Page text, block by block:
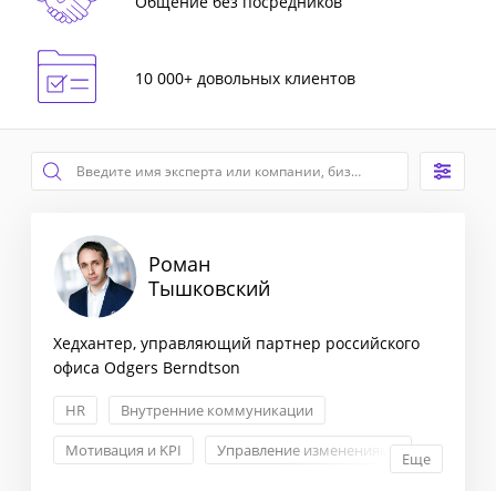
10 000+ довольных клиентов
Роман
Тышковский
Хедхантер, управляющий партнер российского
офиса Odgers Berndtson
HR
Внутренние коммуникации
Мотивация и KPI
Управление изменениямиЕще